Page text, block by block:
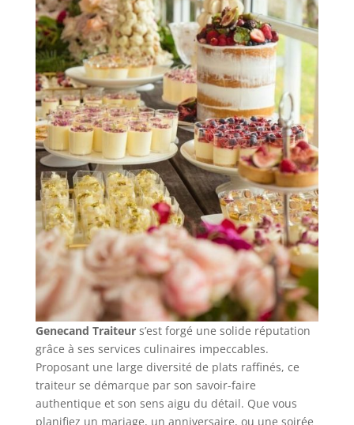
Genecand Traiteurs’est forgé une solide réputation
grâce à ses services culinaires impeccables.
Proposant une large diversité de plats raffinés, ce
traiteur se démarque par son savoir-faire
authentique et son sens aigu du détail. Que vous
planifiez un mariage, un anniversaire, ou une soirée